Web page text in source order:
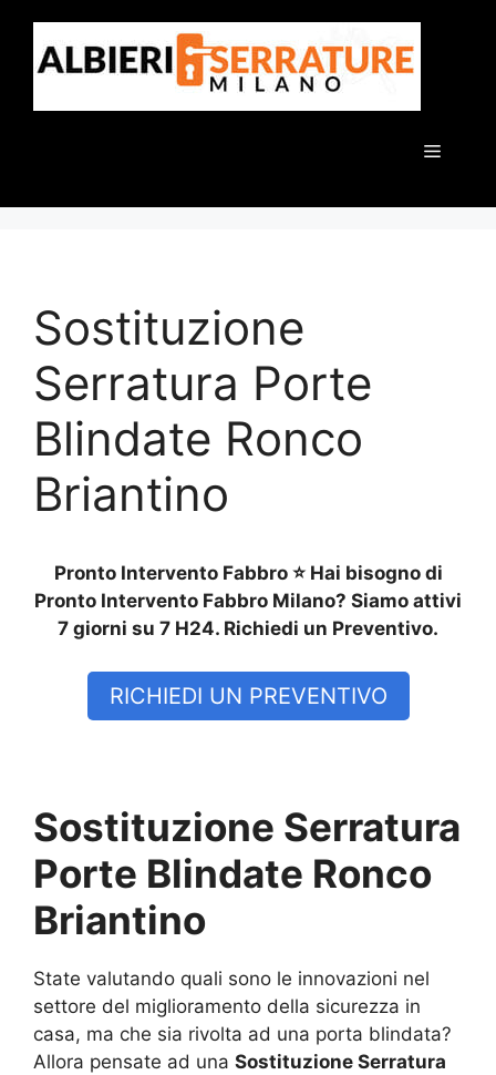
contenuto
Menu
Sostituzione
Serratura Porte
Blindate Ronco
Briantino
Pronto Intervento Fabbro ⭐ Hai bisogno di
Pronto Intervento Fabbro Milano? Siamo attivi
7 giorni su 7 H24. Richiedi un Preventivo.
RICHIEDI UN PREVENTIVO
Sostituzione Serratura
Porte Blindate Ronco
Briantino
State valutando quali sono le innovazioni nel
settore del miglioramento della sicurezza in
casa, ma che sia rivolta ad una porta blindata?
Allora pensate ad una Sostituzione Serratura